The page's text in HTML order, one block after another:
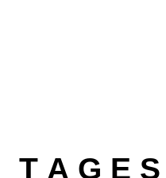
T A G E